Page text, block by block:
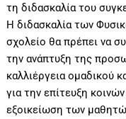
τη διδασκαλία του
Η διδασκαλία των
σχολείο θα πρέπει να
την ανάπτυξη της
καλλιέργεια ομαδικού
για την επίτευξη
εξοικείωση των